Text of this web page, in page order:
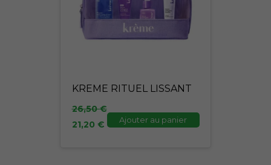
KREME RITUEL LISSANT
26,50€
26,50 €.
21,20 €
21,20 €.
Ajouter au panier